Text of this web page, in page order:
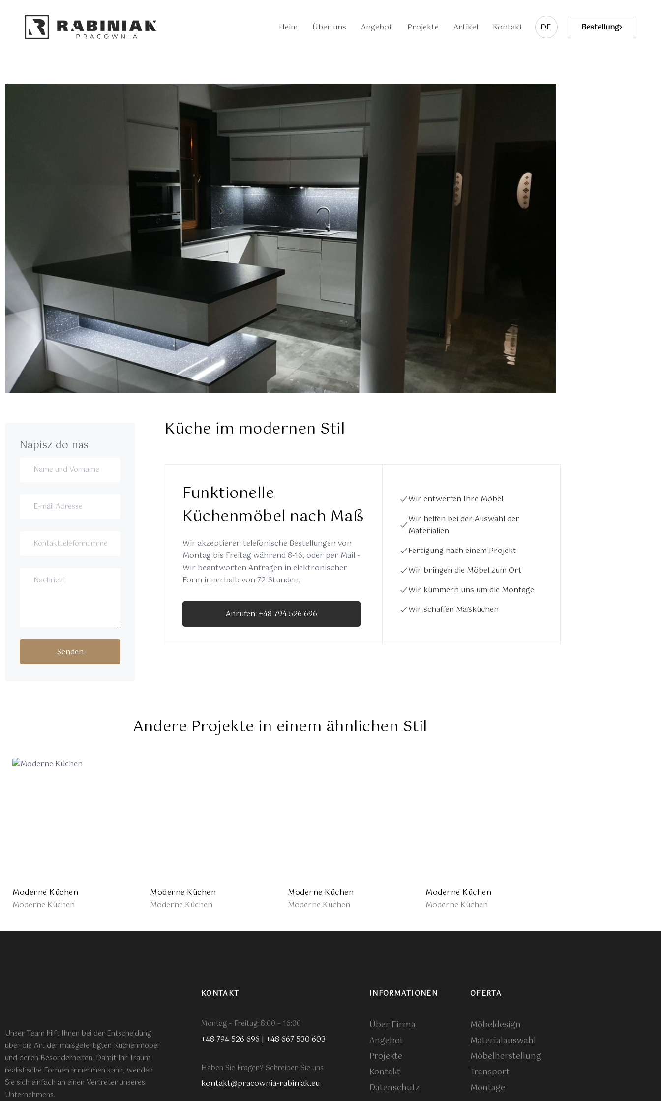
Heim Über uns Angebot Projekte Artikel Kontakt DE Bestellung
Napisz do nas
Küche im modernen Stil
Funktionelle
Küchenmöbel nach Maß
Wir akzeptieren telefonische Bestellungen von
Montag bis Freitag während 8-16, oder per Mail -
Wir beantworten Anfragen in elektronischer
Form innerhalb von 72 Stunden.
Anrufen: +48 794 526 696
Wir entwerfen Ihre Möbel
Wir helfen bei der Auswahl der
Materialien
Fertigung nach einem Projekt
Wir bringen die Möbel zum Ort
Wir kümmern uns um die Montage
Wir schaffen Maßküchen
Andere Projekte in einem ähnlichen Stil
Moderne Küchen
Moderne Küchen
Moderne Küchen
Moderne Küchen
Moderne Küchen
Moderne Küchen
Moderne Küchen
Moderne Küchen
Unser Team hilft Ihnen bei der Entscheidung
über die Art der maßgefertigten Küchenmöbel
und deren Besonderheiten. Damit Ihr Traum
realistische Formen annehmen kann, wenden
Sie sich einfach an einen Vertreter unseres
Unternehmens.
KONTAKT
Montag – Freitag: 8:00 – 16:00
+48 794 526 696 | +48 667 530 603
Haben Sie Fragen? Schreiben Sie uns
kontakt@pracownia-rabiniak.eu
INFORMATIONEN
Über Firma
Angebot
Projekte
Kontakt
Datenschutz
OFERTA
Möbeldesign
Materialauswahl
Möbelherstellung
Transport
Montage